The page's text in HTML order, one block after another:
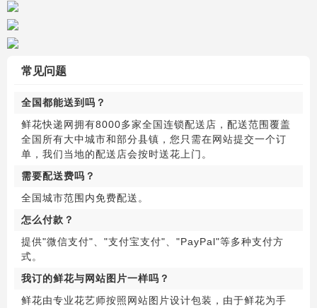
常见问题
全国都能送到吗？
鲜花快递网拥有8000多家全国连锁配送店，配送范围覆盖
全国所有大中城市和部分县镇，您只需在网站提交一个订
单，我们当地的配送店会按时送花上门。
需要配送费吗？
全国城市范围内免费配送。
怎么付款？
提供"微信支付"、"支付宝支付"、"PayPal"等多种支付方
式。
我订的鲜花与网站图片一样吗？
鲜花由专业花艺师按照网站图片设计包装，由于鲜花为手